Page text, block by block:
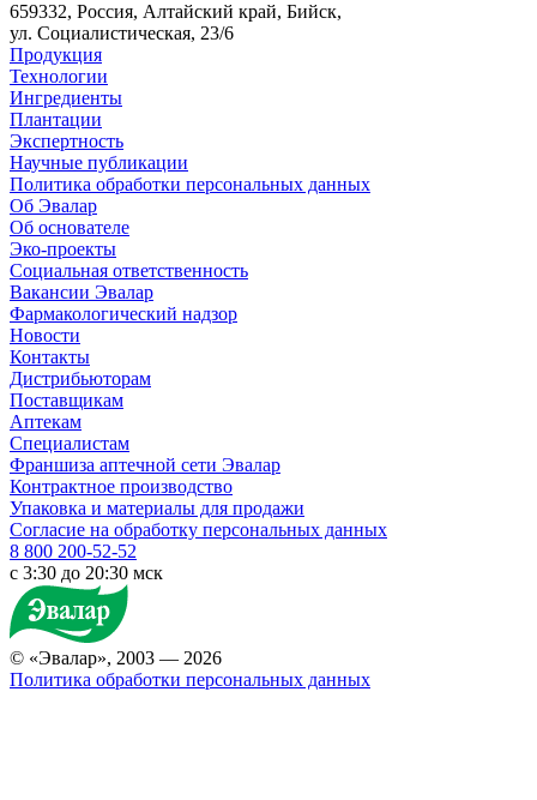
659332, Россия, Алтайский край, Бийск,
ул. Социалистическая, 23/6
Продукция
Технологии
Ингредиенты
Плантации
Экспертность
Научные публикации
Политика обработки персональных данных
Об Эвалар
Об основателе
Эко-проекты
Социальная ответственность
Вакансии Эвалар
Фармакологический надзор
Новости
Контакты
Дистрибьюторам
Поставщикам
Аптекам
Специалистам
Франшиза аптечной сети Эвалар
Контрактное производство
Упаковка и материалы для продажи
Согласие на обработку персональных данных
8 800 200-52-52
c 3:30 до 20:30 мск
© «Эвалар», 2003 — 2026
Политика обработки персональных данных